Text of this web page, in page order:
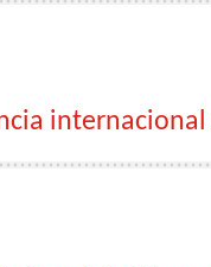
internacional